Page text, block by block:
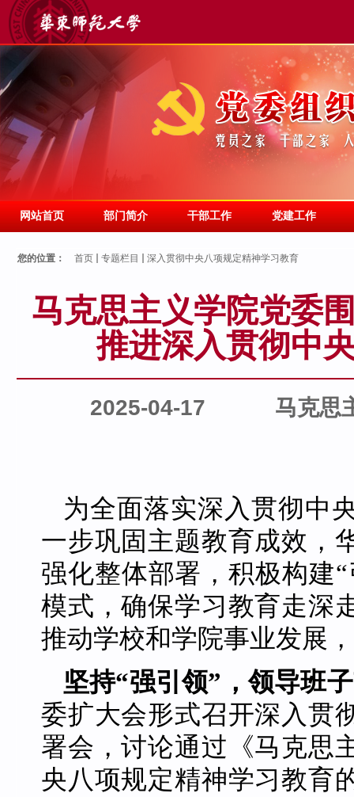
网站首页 部门简介 干部工作 党建工作
您的位置： 首页 专题栏目 深入贯彻中央八项规定精神学习教育
马克思主义学院党委
推进深入贯彻中
2025-04-17 马克思
为全面落实深入贯彻中
一步巩固主题教育成效，
强化整体部署，积极构
模式，确保学习教育走深
推动学校和学院事业发展
坚持“强引领”，领导班
委扩大会形式召开深入贯
署会，讨论通过《马克思
央八项规定精神学习教育